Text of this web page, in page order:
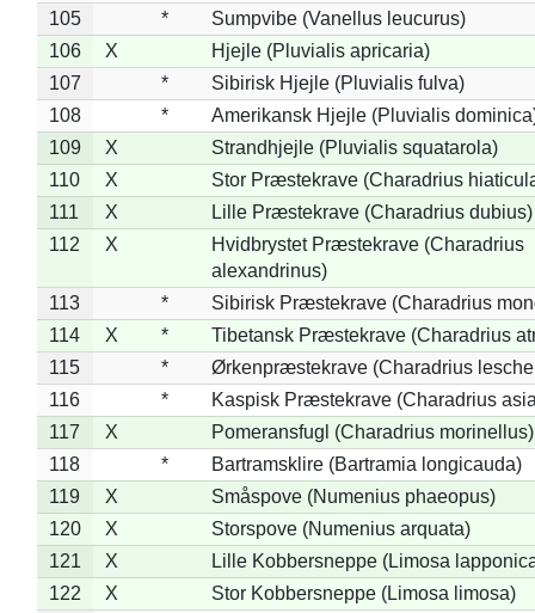
105 *
Sumpvibe (Vanellus leucurus)
106
X
Hjejle (Pluvialis apricaria)
107
*
Sibirisk Hjejle (Pluvialis fulva)
108
*
Amerikansk Hjejle (Pluvialis
109
X
Strandhjejle (Pluvialis squatarola)
110
X
Stor Præstekrave (Charadrius
111
X
Lille Præstekrave (Charadrius dubius)
112
X
Hvidbrystet Præstekrave (Charadrius
alexandrinus)
113
*
Sibirisk Præstekrave (Charadrius
114
X *
Tibetansk Præstekrave (Charadrius
115
*
Ørkenpræstekrave (Charadrius
116
*
Kaspisk Præstekrave (Charadrius
117
X
Pomeransfugl (Charadrius morinellus)
118
*
Bartramsklire (Bartramia longicauda)
119
X
Småspove (Numenius phaeopus)
120
X
Storspove (Numenius arquata)
121
X
Lille Kobbersneppe (Limosa
122
X
Stor Kobbersneppe (Limosa limosa)